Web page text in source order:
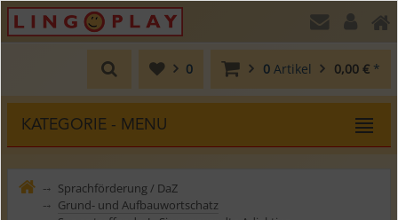
0 Artikel 0,00 € *
0
KATEGORIE - MENU
⤍ Sprachförderung / DaZ
⤍ Grund- und Aufbauwortschatz